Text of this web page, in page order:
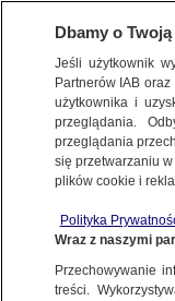
POLSKA
opuszcza UE"
24.06.2016, 11:01
Dbamy o
Jeśli użytkownik
Partnerów IAB oraz
użytkownika i
przeglądania.
przeglądania
się przetwarzaniu
plików cookie i
Polityka
Wraz z naszymi
Przechowywanie
treści.